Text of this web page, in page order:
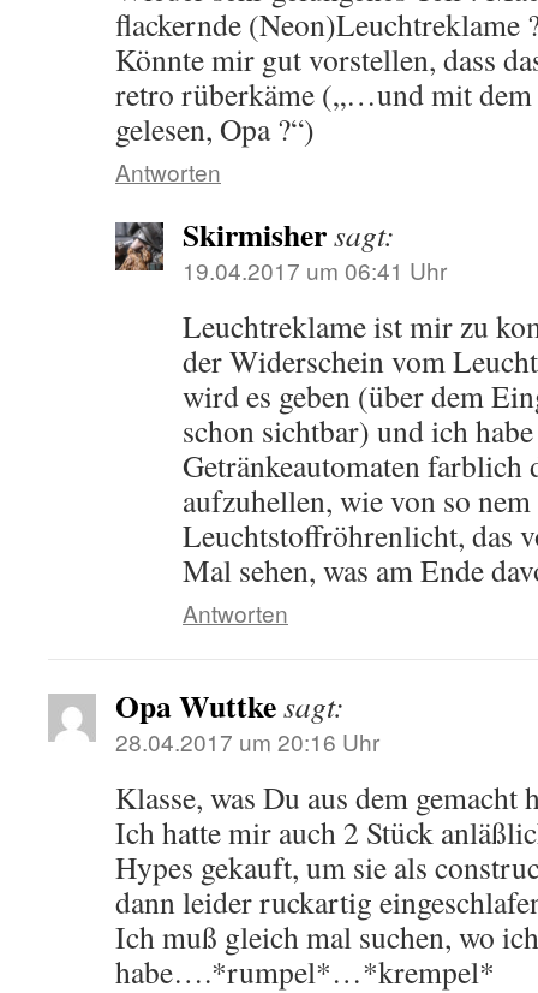
flackernde (Neon)Leuchtreklame
Könnte mir gut vorstellen, dass
retro rüberkäme („…und mit
gelesen, Opa ?“)
Antworten
Skirmishersagt:
19.04.2017 um 06:41 Uhr
Leuchtreklame ist mir zu
der Widerschein vom
wird es geben (über dem
schon sichtbar) und ich
Getränkeautomaten farblich
aufzuhellen, wie von so
Leuchtstoffröhrenlicht, das
Mal sehen, was am Ende
Antworten
Opa Wuttkesagt:
28.04.2017 um 20:16 Uhr
Klasse, was Du aus dem gemacht
Ich hatte mir auch 2 Stück
Hypes gekauft, um sie als
dann leider ruckartig
Ich muß gleich mal suchen, wo
habe….*rumpel*…*krempel*